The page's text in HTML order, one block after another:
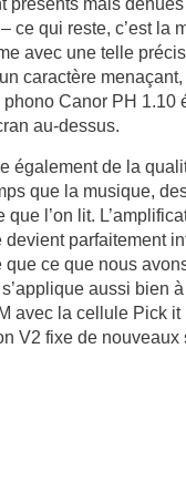
présents mais
ce qui reste, c’est la
avec une telle
caractère
Canor PH 1.10
au-dessus.
également de la
que la musique,
l’on lit.
devient parfaitement
ce que nous
aussi bien
avec la cellule Pick it
V2 fixe de nouveaux